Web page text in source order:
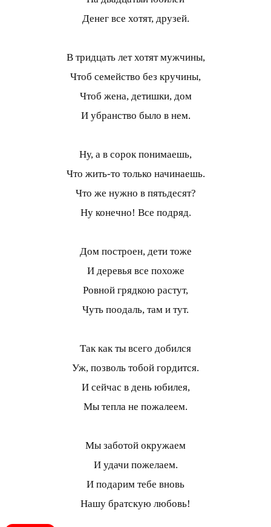
Денег все хотят, друзей.
В тридцать лет хотят мужчины,
Чтоб семейство без кручины,
Чтоб жена, детишки, дом
И убранство было в нем.
Ну, а в сорок понимаешь,
Что жить-то только начинаешь.
Что же нужно в пятьдесят?
Ну конечно! Все подряд.
Дом построен, дети тоже
И деревья все похоже
Ровной грядкою растут,
Чуть поодаль, там и тут.
Так как ты всего добился
Уж, позволь тобой гордится.
И сейчас в день юбилея,
Мы тепла не пожалеем.
Мы заботой окружаем
И удачи пожелаем.
И подарим тебе вновь
Нашу братскую любовь!